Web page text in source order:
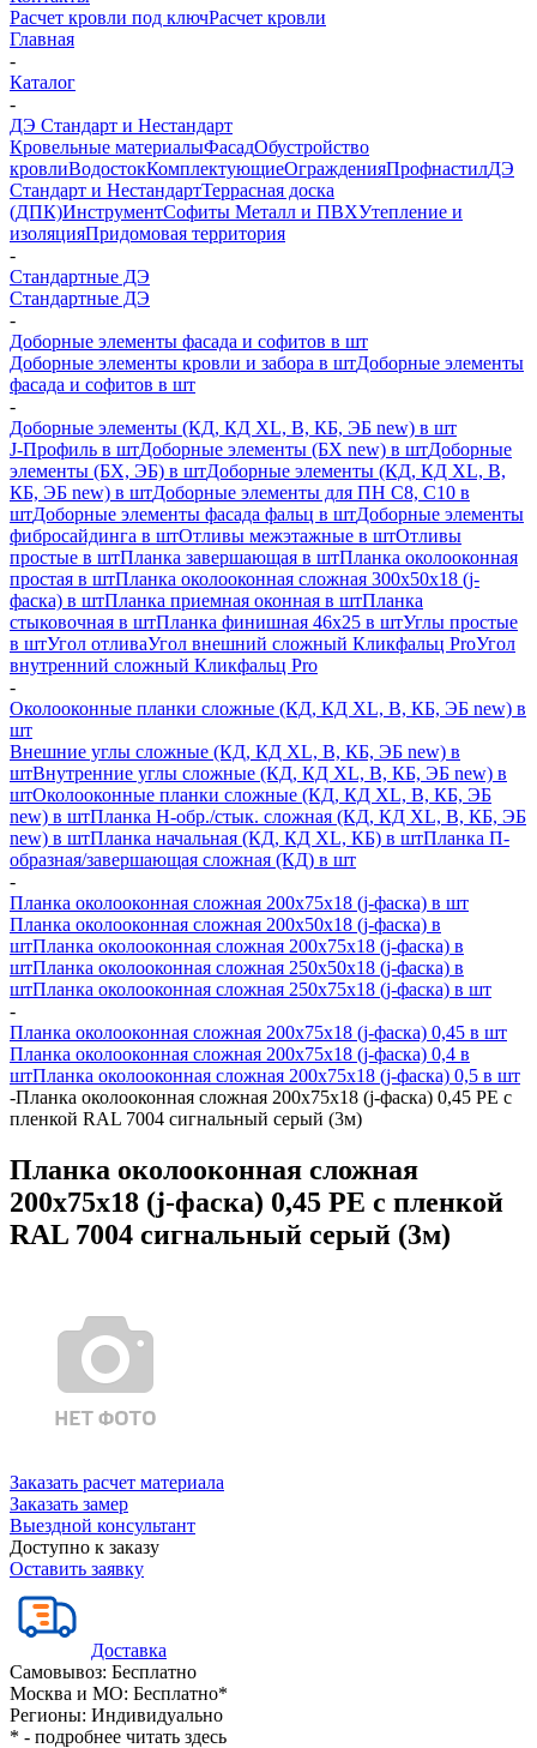
Расчет кровли под ключРасчет кровли
Главная
-
Каталог
-
ДЭ Стандарт и Нестандарт
Кровельные материалыФасадОбустройство
кровлиВодостокКомплектующиеОгражденияПрофнастилДЭ
Стандарт и НестандартТеррасная доска
(ДПК)ИнструментСофиты Металл и ПВХУтепление и
изоляцияПридомовая территория
-
Стандартные ДЭ
Стандартные ДЭ
-
Доборные элементы фасада и софитов в шт
Доборные элементы кровли и забора в штДоборные элементы
фасада и софитов в шт
-
Доборные элементы (КД, КД XL, В, КБ, ЭБ new) в шт
J-Профиль в штДоборные элементы (БХ new) в штДоборные
элементы (БХ, ЭБ) в штДоборные элементы (КД, КД XL, В,
КБ, ЭБ new) в штДоборные элементы для ПН С8, С10 в
штДоборные элементы фасада фальц в штДоборные элементы
фибросайдинга в штОтливы межэтажные в штОтливы
простые в штПланка завершающая в штПланка околооконная
простая в штПланка околооконная сложная 300х50х18 (j-
фаска) в штПланка приемная оконная в штПланка
стыковочная в штПланка финишная 46х25 в штУглы простые
в штУгол отливаУгол внешний сложный Кликфальц ProУгол
внутренний сложный Кликфальц Pro
-
Околооконные планки сложные (КД, КД XL, В, КБ, ЭБ new) в
шт
Внешние углы сложные (КД, КД XL, В, КБ, ЭБ new) в
штВнутренние углы сложные (КД, КД XL, В, КБ, ЭБ new) в
штОколооконные планки сложные (КД, КД XL, В, КБ, ЭБ
new) в штПланка H-обр./стык. сложная (КД, КД XL, В, КБ, ЭБ
new) в штПланка начальная (КД, КД XL, КБ) в штПланка П-
образная/завершающая сложная (КД) в шт
-
Планка околооконная сложная 200х75х18 (j-фаска) в шт
Планка околооконная сложная 200х50х18 (j-фаска) в
штПланка околооконная сложная 200х75х18 (j-фаска) в
штПланка околооконная сложная 250х50х18 (j-фаска) в
штПланка околооконная сложная 250х75х18 (j-фаска) в шт
-
Планка околооконная сложная 200х75х18 (j-фаска) 0,45 в шт
Планка околооконная сложная 200х75х18 (j-фаска) 0,4 в
штПланка околооконная сложная 200х75х18 (j-фаска) 0,5 в шт
-Планка околооконная сложная 200х75х18 (j-фаска) 0,45 PE с
пленкой RAL 7004 сигнальный серый (3м)
Планка околооконная сложная
200х75х18 (j-фаска) 0,45 PE с пленкой
RAL 7004 сигнальный серый (3м)
Заказать расчет материала
Заказать замер
Выездной консультант
Доступно к заказу
Оставить заявку
Доставка
Самовывоз: Бесплатно
Москва и МО: Бесплатно*
Регионы: Индивидуально
* - подробнее читать здесь